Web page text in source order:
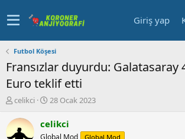
Giriş yap
Futbol Köşesi
Fransızlar duyurdu: Galatasaray
Euro teklif etti
K
n
u
celikci
B
ş
28 Ocak 2023
celikci
Global Mod Global Mod